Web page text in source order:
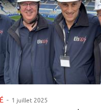
- 1 juillet 2025